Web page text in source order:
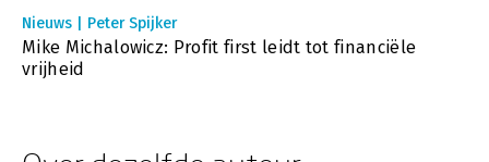
Nieuws | Peter Spijker
Mike Michalowicz: Profit first leidt tot financiële
vrijheid